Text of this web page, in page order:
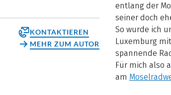
KONTAKTIEREN
MEHR ZUM AUTOR
entlang der
seiner doch
So wurde ich
Luxemburg
spannende
Für mich also
am